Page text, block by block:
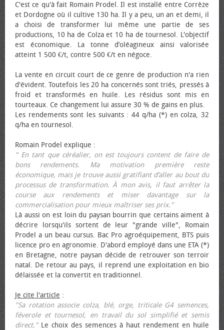
C'est ce qu'à fait Romain Prodel. Il est installé entre Corrèze
et Dordogne où il cultive 130 ha. Il y a peu, un an et demi, il
a choisi de transformer lui même une partie de ses
productions, 10 ha de Colza et 10 ha de tournesol. L'objectif
est économique. La tonne d’oléagineux ainsi valorisée
atteint 1 500 €/t, contre 500 €/t en négoce.
La vente en circuit court de ce genre de production n'a rien
d'évident. Toutefois les 20 ha concernés sont triés, pressés à
froid et transformés en huile. Les résidus sont mis en
tourteaux. Ce changement lui assure 30 % de gains en plus.
Les rendements sont les suivants : 44 q/ha (*) en colza, 32
q/ha en tournesol.
Romain Prodel explique :
" En tant que céréalier, on est toujours content de faire de
bons rendements. Ma motivation première reste
économique, mais je trouve aussi gratifiant d’aller au bout du
processus de transformation. À mon avis, il faut arrêter la
course aux rendements et miser davantage sur la
commercialisation pour mieux maîtriser ses prix."
Là aussi on est loin du paysan bourrin que certains aiment à
décrire lorsqu'ils sortent de leur "grande ville", Romain
Prodel a un beau cursus. Bac Pro agroéquipement, BTS puis
licence pro en agronomie. D'abord employé dans une ETA (*)
en Bretagne, notre paysan décide de retrouver son terroir
natal. De retour au pays, il reprend une exploitation en bio
délaissée et la convertit en traditionnel.
Je cite l'article :
"Sa rotation associe colza, blé, orge, triticale G4 semences,
féverole et tournesol, en travail du sol simplifié et semis
direct."Le choix des semences à haut rendement en huile